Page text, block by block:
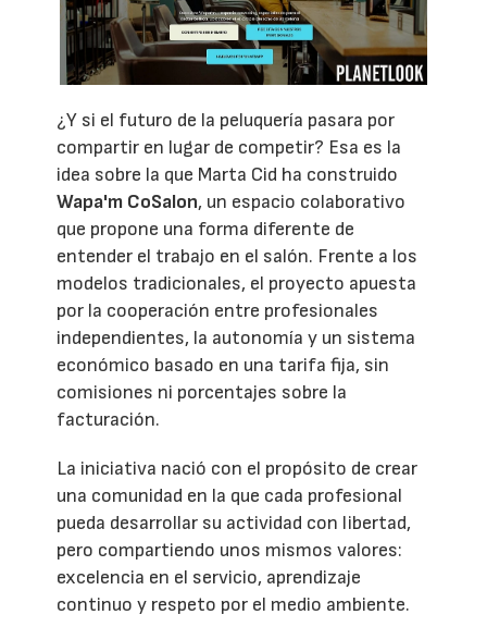
¿Y si el futuro de la peluquería pasara por
compartir en lugar de competir? Esa es la
idea sobre la que Marta Cid ha construido
Wapa'm CoSalon, un espacio colaborativo
que propone una forma diferente de
entender el trabajo en el salón. Frente a los
modelos tradicionales, el proyecto apuesta
por la cooperación entre profesionales
independientes, la autonomía y un sistema
económico basado en una tarifa fija, sin
comisiones ni porcentajes sobre la
facturación.
La iniciativa nació con el propósito de crear
una comunidad en la que cada profesional
pueda desarrollar su actividad con libertad,
pero compartiendo unos mismos valores:
excelencia en el servicio, aprendizaje
continuo y respeto por el medio ambiente.